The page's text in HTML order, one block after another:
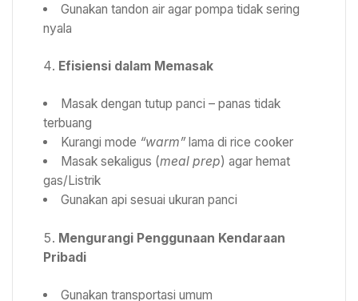
Gunakan tandon air agar pompa tidak sering
nyala
Efisiensi dalam Memasak
Masak dengan tutup panci – panas tidak
terbuang
Kurangi mode “warm”lama di rice cooker
Masak sekaligus (meal prep) agar hemat
gas/Listrik
Gunakan api sesuai ukuran panci
Mengurangi Penggunaan Kendaraan
Pribadi
Gunakan transportasi umum